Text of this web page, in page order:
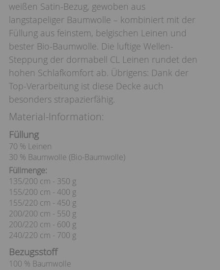
weißen Satin-Bezug, gewoben aus
langstapeliger Baumwolle – kombiniert mit der
Füllung aus feinstem, belgischen Leinen und
bester Bio-Baumwolle. Die luftige Wellen-
Steppung der dormabell CL Leinen rundet den
hohen Schlafkomfort ab. Übrigens: Dank der
Top-Verarbeitung ist diese Decke auch
besonders strapazierfähig.
Material-Information:
Füllung
70 % Leinen
30 % Baumwolle (Bio-Baumwolle)
Füllmenge:
135/200 cm - 350 g
155/200 cm - 400 g
155/220 cm - 450 g
200/200 cm - 550 g
200/220 cm - 600 g
240/220 cm - 700 g
Bezugsstoff
100 % Baumwolle